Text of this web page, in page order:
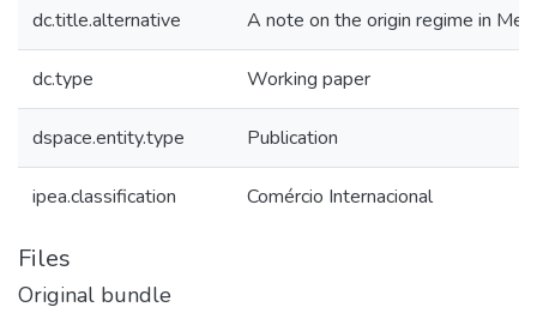
dc.title.alternative A note on the origin regime in
dc.type Working paper
dspace.entity.type Publication
ipea.classification Comércio Internacional
Files
Original bundle